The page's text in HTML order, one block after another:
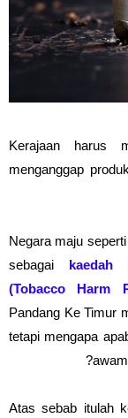
Kerajaan harus
menganggap
Negara maju
sebagai kaedah
(Tobacco Harm
Pandang Ke Timur
tetapi mengapa
Atas sebab itulah